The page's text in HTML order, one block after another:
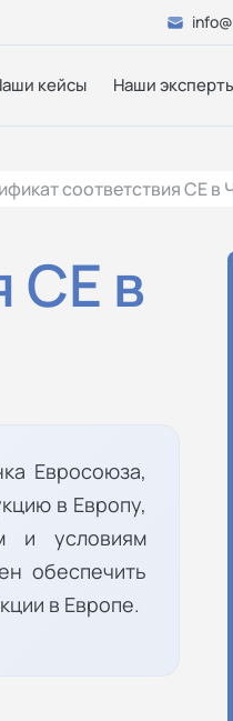
кейсы Наши
соответствия СЕ в
СЕ в
Евросоюза,
в Европу,
и условиям
обеспечить
в Европе.